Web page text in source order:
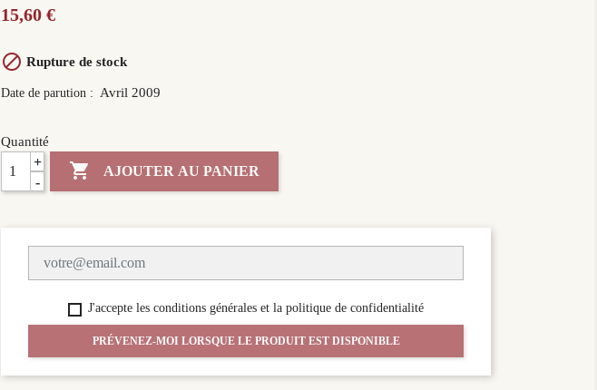
15,60 €
 Rupture de stock
Date de parution : Avril 2009
Quantité
+
-
 AJOUTER AU PANIER
J'accepte les conditions générales et la politique de confidentialité
PRÉVENEZ-MOI LORSQUE LE PRODUIT EST DISPONIBLE